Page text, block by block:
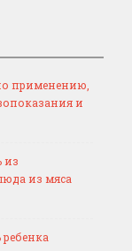
применению,
и
из
из мяса